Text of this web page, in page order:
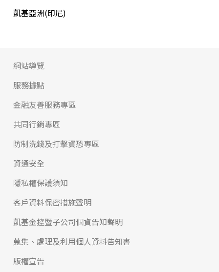
凱基亞洲(印尼)
網站導覽
服務據點
金融友善服務專區
共同行銷專區
防制洗錢及打擊資恐專區
資通安全
隱私權保護須知
客戶資料保密措施聲明
凱基金控暨子公司個資告知聲明
蒐集、處理及利用個人資料告知書
版權宣告